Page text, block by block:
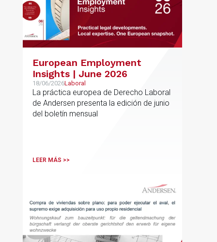
European Employment
Insights | June 2026
18/06/2026Laboral
La práctica europea de Derecho Laboral
de Andersen presenta la edición de junio
del boletín mensual
LEER MÁS >>